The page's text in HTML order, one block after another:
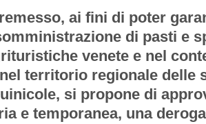
ai fini di poter
di pasti e
venete e nel
territorio regionale delle
si propone di
e temporanea, una